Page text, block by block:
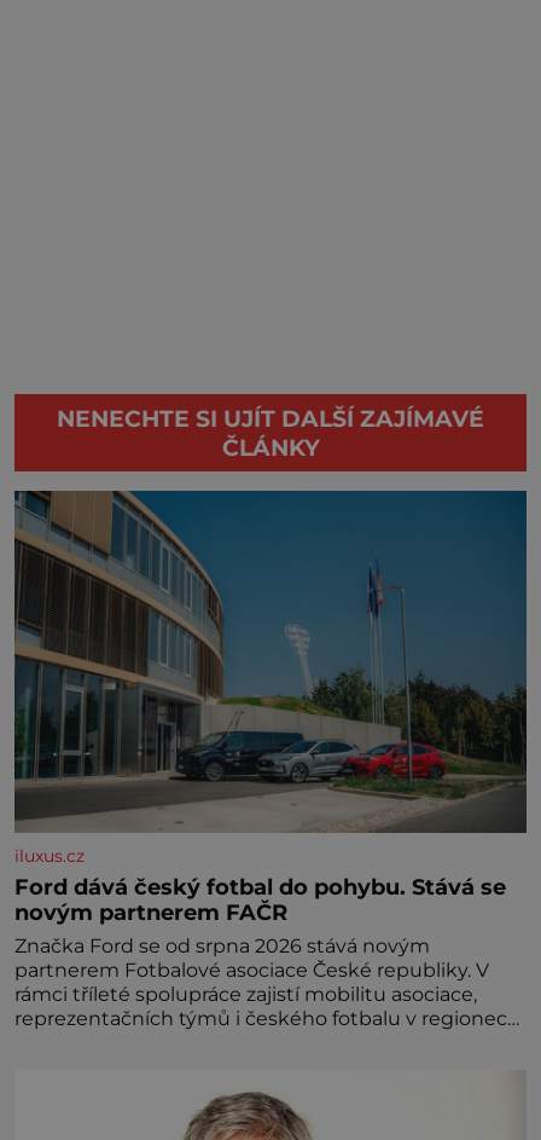
NENECHTE SI UJÍT DALŠÍ ZAJÍMAVÉ
ČLÁNKY
iluxus.cz
Ford dává český fotbal do pohybu. Stává se
novým partnerem FAČR
Značka Ford se od srpna 2026 stává novým
partnerem Fotbalové asociace České republiky. V
rámci tříleté spolupráce zajistí mobilitu asociace,
reprezentačních týmů i českého fotbalu v regionech.